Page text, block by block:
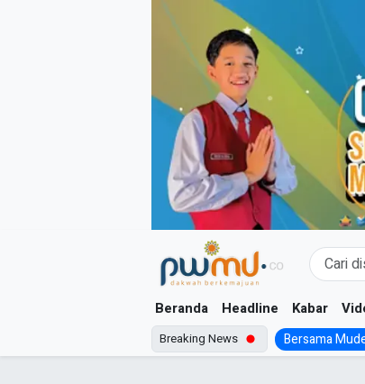
Beranda Headline Kabar
Breaking News Bersama